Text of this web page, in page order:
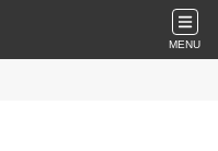
MENU